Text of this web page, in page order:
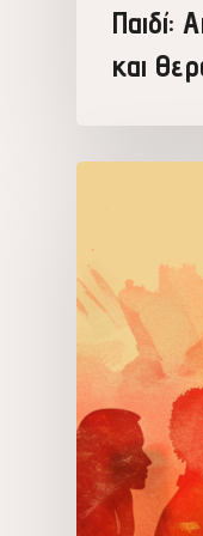
Παιδί:
και